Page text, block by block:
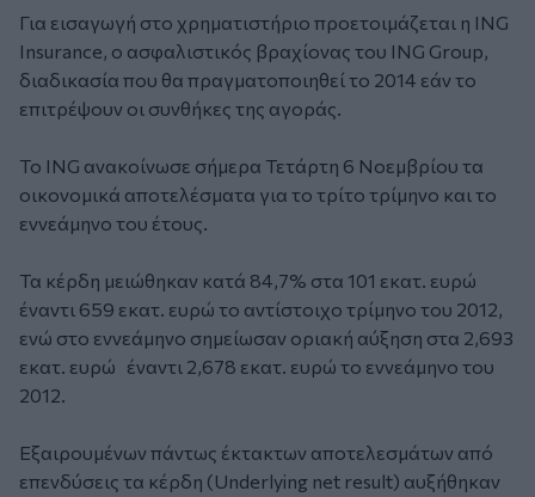
Για εισαγωγή στο χρηματιστήριο προετοιμάζεται η ING
Insurance, ο ασφαλιστικός βραχίονας του ING Group,
διαδικασία που θα πραγματοποιηθεί το 2014 εάν το
επιτρέψουν οι συνθήκες της αγοράς.
Το ING ανακοίνωσε σήμερα Τετάρτη 6 Νοεμβρίου τα
οικονομικά αποτελέσματα για το τρίτο τρίμηνο και το
εννεάμηνο του έτους.
Τα κέρδη μειώθηκαν κατά 84,7% στα 101 εκατ. ευρώ
έναντι 659 εκατ. ευρώ το αντίστοιχο τρίμηνο του 2012,
ενώ στο εννεάμηνο σημείωσαν οριακή αύξηση στα 2,693
εκατ. ευρώ έναντι 2,678 εκατ. ευρώ το εννεάμηνο του
2012.
Εξαιρουμένων πάντως έκτακτων αποτελεσμάτων από
επενδύσεις τα κέρδη (Underlying net result) αυξήθηκαν